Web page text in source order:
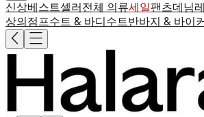
신상베스트셀러 전체 의류세일팬츠데님
상의 점프수트 & 바디수트반바지 & 바이